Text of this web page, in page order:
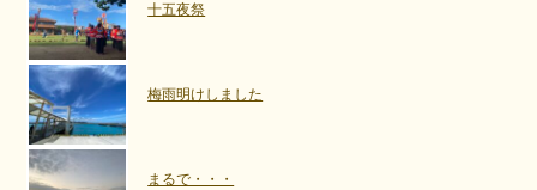
十五夜祭
梅雨明けしました
まるで・・・